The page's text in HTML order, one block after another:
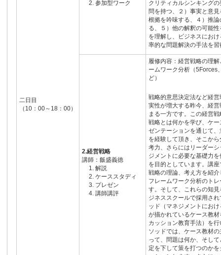
二日目
（10：00～18：00）
参加型ワーク
クリティカルシンキング
問を持つ、２）事実と意
根拠を吟味する、４）推
る、５）他の解釈の可能
を理解し、ビジネスにお
率的な問題解決の手法を
2.経営戦略
講師：飯盛義徳
解説
ケーススタディ
プレゼン
講師講評
履修内容：経営戦略の理
ームワーク分析（5Forces
ど）
戦略的意思決定法など経
実性が増大する昨今、経
まる一方です。この経営
戦略とは何かを学び、ケ
ゼンテーションを通じて
を経験して頂き、そこか
考力、さらにはリーダー
ジメントに必要な基礎力
を目的としています。講
戦略の理論、考え方を紹
フレームワーク分析のト
す。そして、これらの知
ジネススクールで採用さ
ッド（マネジメントにお
が描かれているケース教
カッション教育手法）を
ソッドでは、ケース教材
って、問題は何か、そし
定を下して策を打つのか